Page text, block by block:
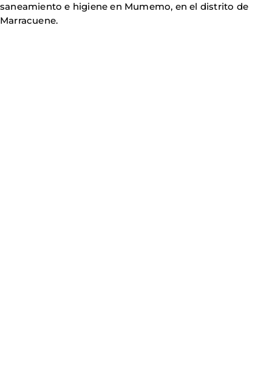
saneamiento e higiene en Mumemo, en el distrito de
Marracuene.